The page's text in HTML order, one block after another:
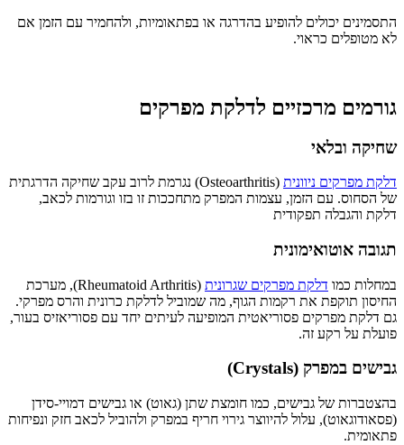
התסמינים יכולים להופיע בהדרגה או בפתאומיות, ולהחמיר עם הזמן אם
לא מטופלים כראוי.
גורמים מרכזיים לדלקת מפרקים
שחיקה ובלאי
דלקת מפרקים ניוונית
(Osteoarthritis) נגרמת לרוב עקב שחיקה הדרגתית
של הסחוס. עם הזמן, עצמות המפרק מתחככות זו בזו וגורמות לכאב,
דלקת והגבלה תפקודית
תגובה אוטואימונית
במחלות כמו דלקת מפרקים שגרונית
(Rheumatoid Arthritis), מערכת
החיסון תוקפת את רקמות הגוף, מה שמוביל לדלקת כרונית והרס מפרקי.
גם דלקת מפרקים פסוריאטית המופיעה לעיתים יחד עם פסוריאזיס בעור,
פועלת על רקע זה.
גבישים במפרק (Crystals
)
בהצטברות של גבישים, כמו חומצת שתן (גאוט) או גבישים דמויי-סידן
(פסאודוגאוט), עלול להיווצר גירוי חריף במפרק ולהוביל לכאב חזק ונפיחות
פתאומית.